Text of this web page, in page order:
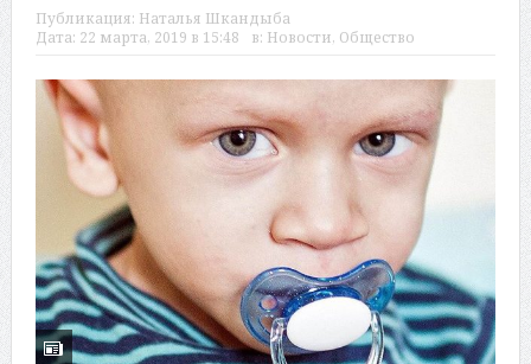
Публикация: Наталья Шкандыба
Дата: 22 марта, 2019 в 15:48 в: Новости, Общество